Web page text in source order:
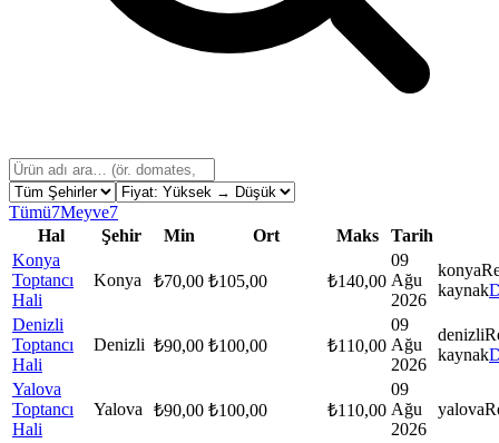
Tümü7Meyve7
Hal
Şehir Min Ort Maks
Tarih
Konya
Toptancı
Hali
Konya ₺70,00 ₺105,00 ₺140,00
09
Ağu
2026
konya
kaynak
Denizli
Toptancı
Hali
Denizli ₺90,00 ₺100,00 ₺110,00
09
Ağu
2026
denizli
kaynak
Yalova
Toptancı
Hali
Yalova ₺90,00 ₺100,00 ₺110,00
09
Ağu
2026
yalova